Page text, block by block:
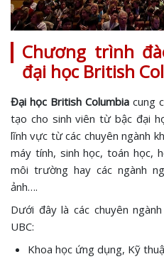
Chương trình
đại học British
Đại học British Columbia cung
tạo cho sinh viên từ bậc đại
lĩnh vực từ các chuyên ngành
máy tính, sinh học, toán học,
môi trường hay các ngành
ảnh….
Dưới đây là các chuyên
UBC:
Khoa học ứng dụng, Kỹ